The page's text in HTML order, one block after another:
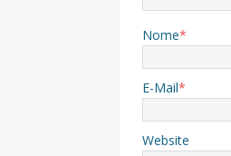
Nome*
E-Mail*
Website